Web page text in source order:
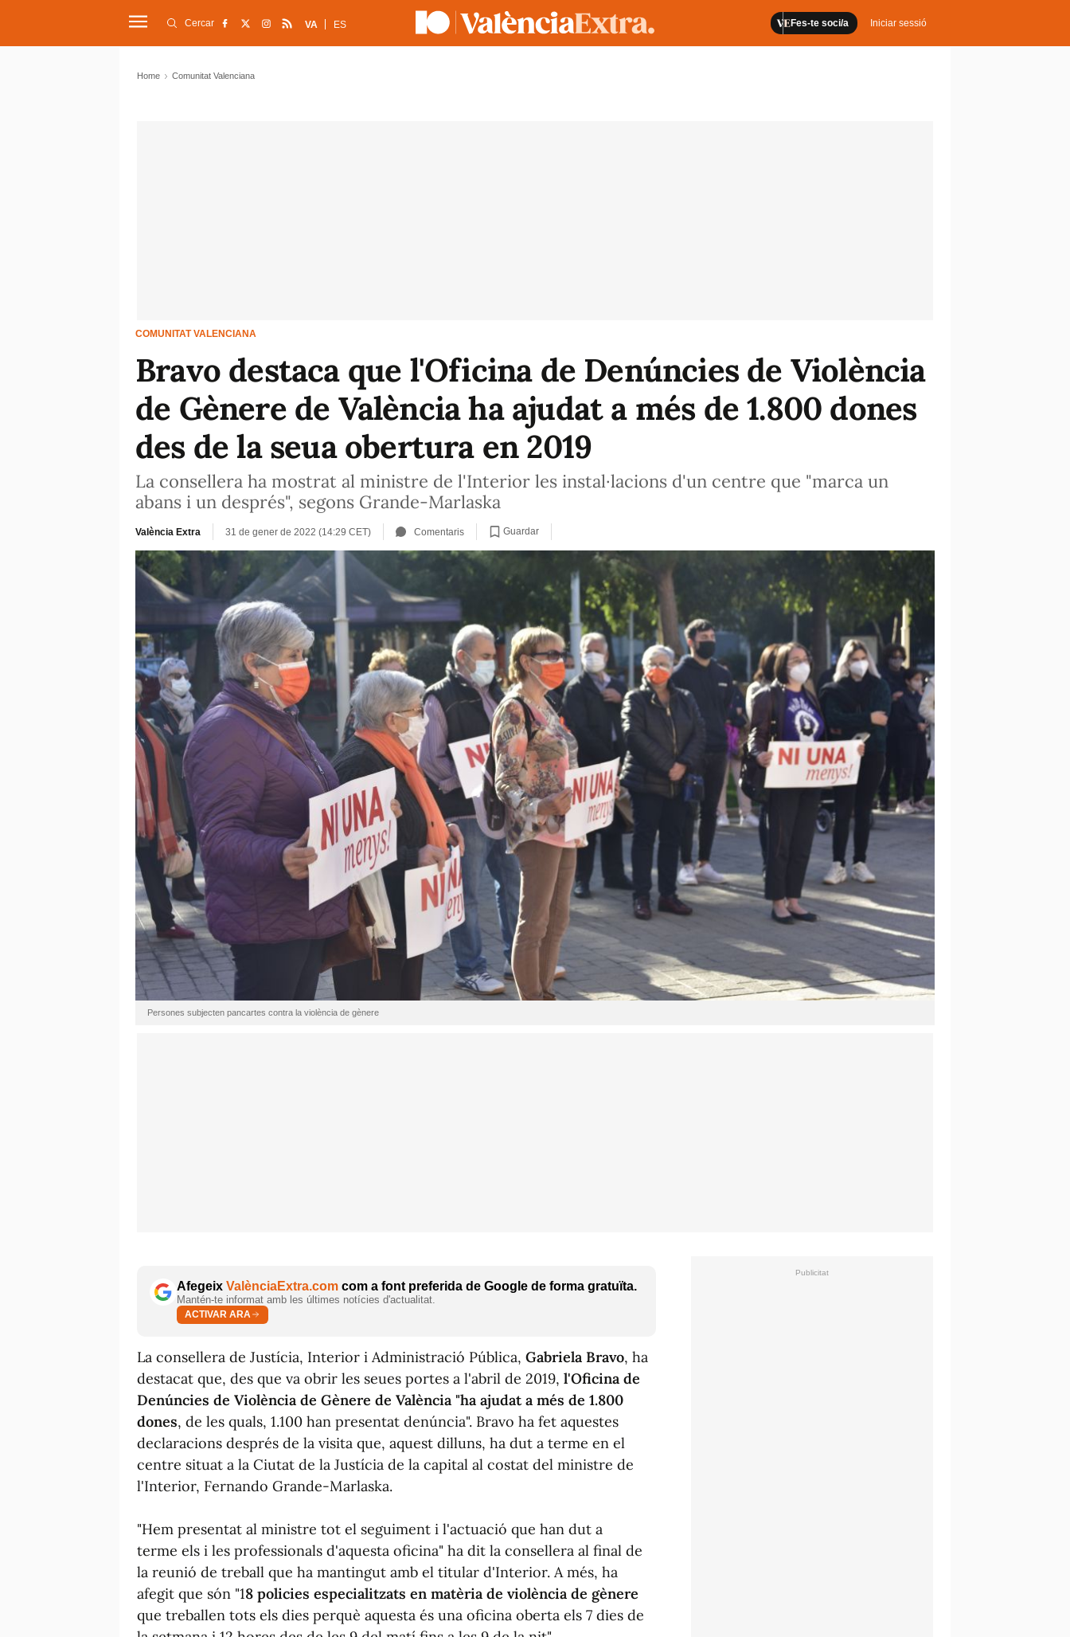
Fes-te soci/a Iniciar sessió
Cercar VA ES
Home Comunitat Valenciana
COMUNITAT VALENCIANA
Bravo destaca que l'Oficina de Denúncies de Violència
de Gènere de València ha ajudat a més de 1.800 dones
des de la seua obertura en 2019
La consellera ha mostrat al ministre de l'Interior les instal·lacions d'un centre que "marca un
abans i un després", segons Grande-Marlaska
València Extra 31 de gener de 2022 (14:29 CET) Comentaris Guardar
Persones subjecten pancartes contra la violència de gènere
Afegeix ValènciaExtra.com com a font preferida de Google de forma gratuïta.
Mantén-te informat amb les últimes notícies d'actualitat.
ACTIVAR ARA
La consellera de Justícia, Interior i Administració Pública, Gabriela Bravo, ha
destacat que, des que va obrir les seues portes a l'abril de 2019, l'Oficina de
Denúncies de Violència de Gènere de València "ha ajudat a més de 1.800
dones, de les quals, 1.100 han presentat denúncia". Bravo ha fet aquestes
declaracions després de la visita que, aquest dilluns, ha dut a terme en el
centre situat a la Ciutat de la Justícia de la capital al costat del ministre de
l'Interior, Fernando Grande-Marlaska.
"Hem presentat al ministre tot el seguiment i l'actuació que han dut a
terme els i les professionals d'aquesta oficina" ha dit la consellera al final de
la reunió de treball que ha mantingut amb el titular d'Interior. A més, ha
afegit que són "18 policies especialitzats en matèria de violència de gènere
que treballen tots els dies perquè aquesta és una oficina oberta els 7 dies de